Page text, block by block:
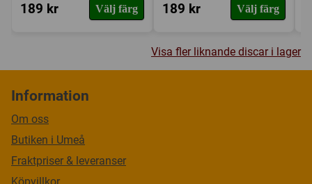
189 kr Välj färg 189 kr Välj färg
Visa fler liknande discar i lager
Information
Om oss
Butiken i Umeå
Fraktpriser & leveranser